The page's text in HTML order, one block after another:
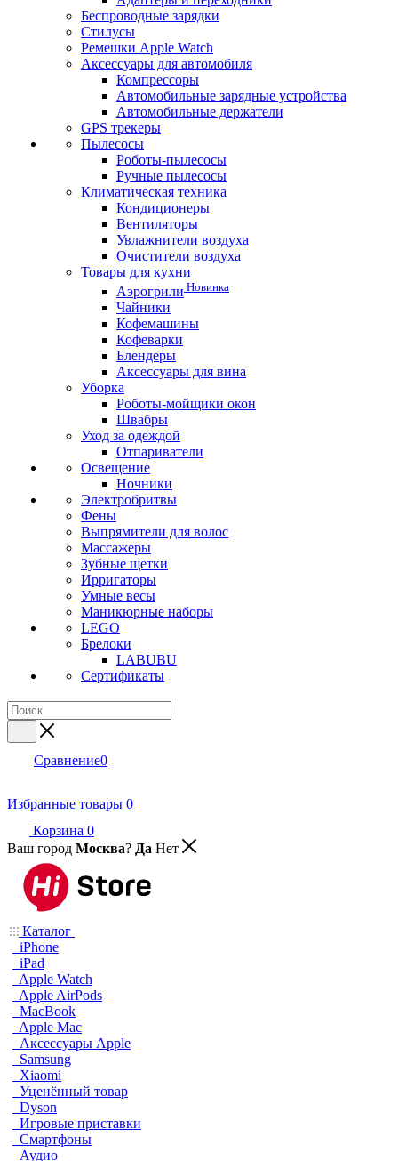
Беспроводные зарядки
Стилусы
Ремешки Apple Watch
Аксессуары для автомобиля
Компрессоры
Автомобильные зарядные устройства
Автомобильные держатели
GPS трекеры
Пылесосы
Роботы-пылесосы
Ручные пылесосы
Климатическая техника
Кондиционеры
Вентиляторы
Увлажнители воздуха
Очистители воздуха
Товары для кухни
Аэрогрили Новинка
Чайники
Кофемашины
Кофеварки
Блендеры
Аксессуары для вина
Уборка
Роботы-мойщики окон
Швабры
Уход за одеждой
Отпариватели
Освещение
Ночники
Электробритвы
Фены
Выпрямители для волос
Массажеры
Зубные щетки
Ирригаторы
Умные весы
Маникюрные наборы
LEGO
Брелоки
LABUBU
Сертификаты
Сравнение0
Избранные товары 0
Корзина 0
Ваш город Москва? Да Нет
Каталог
iPhone
iPad
Apple Watch
Apple AirPods
MacBook
Apple Mac
Аксессуары Apple
Samsung
Xiaomi
Уценённый товар
Dyson
Игровые приставки
Смартфоны
Аудио